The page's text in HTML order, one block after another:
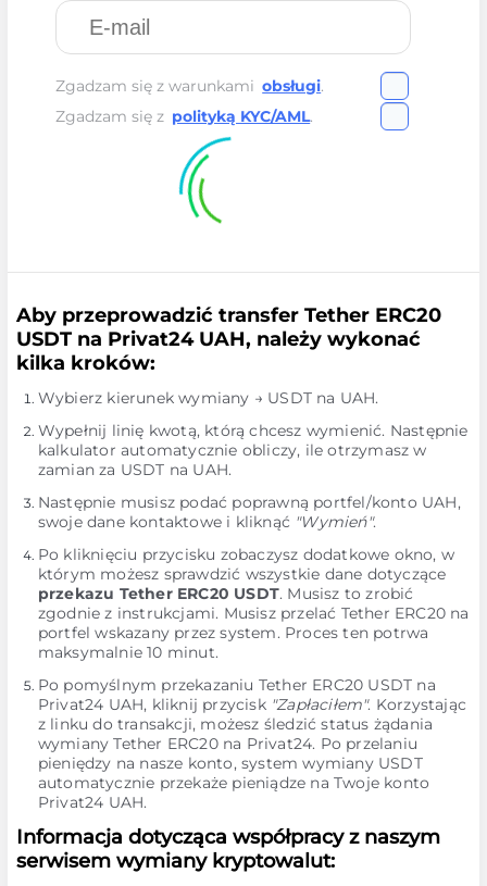
Zgadzam się z warunkami obsługi.
Zgadzam się z polityką KYC/AML.
Aby przeprowadzić transfer Tether ERC20
USDT na Privat24 UAH, należy wykonać
kilka kroków:
Wybierz kierunek wymiany → USDT na UAH.
Wypełnij linię kwotą, którą chcesz wymienić. Następnie
kalkulator automatycznie obliczy, ile otrzymasz w
zamian za USDT na UAH.
Następnie musisz podać poprawną portfel/konto UAH,
swoje dane kontaktowe i kliknąć "Wymień".
Po kliknięciu przycisku zobaczysz dodatkowe okno, w
którym możesz sprawdzić wszystkie dane dotyczące
przekazu Tether ERC20 USDT. Musisz to zrobić
zgodnie z instrukcjami. Musisz przelać Tether ERC20 na
portfel wskazany przez system. Proces ten potrwa
maksymalnie 10 minut.
Po pomyślnym przekazaniu Tether ERC20 USDT na
Privat24 UAH, kliknij przycisk "Zapłaciłem". Korzystając
z linku do transakcji, możesz śledzić status żądania
wymiany Tether ERC20 na Privat24. Po przelaniu
pieniędzy na nasze konto, system wymiany USDT
automatycznie przekaże pieniądze na Twoje konto
Privat24 UAH.
Informacja dotycząca współpracy z naszym
serwisem wymiany kryptowalut: